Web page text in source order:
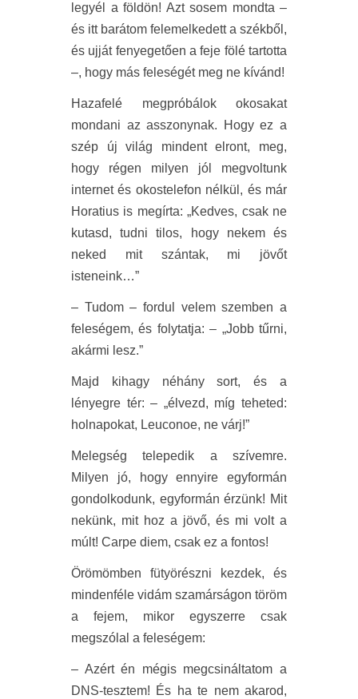
legyél a földön! Azt sosem mondta –
és itt barátom felemelkedett a székből,
és ujját fenyegetően a feje fölé tartotta
–, hogy más feleségét meg ne kívánd!
Hazafelé megpróbálok okosakat
mondani az asszonynak. Hogy ez a
szép új világ mindent elront, meg,
hogy régen milyen jól megvoltunk
internet és okostelefon nélkül, és már
Horatius is megírta: „Kedves, csak ne
kutasd, tudni tilos, hogy nekem és
neked mit szántak, mi jövőt
isteneink…”
– Tudom – fordul velem szemben a
feleségem, és folytatja: – „Jobb tűrni,
akármi lesz.”
Majd kihagy néhány sort, és a
lényegre tér: – „élvezd, míg teheted:
holnapokat, Leuconoe, ne várj!”
Melegség telepedik a szívemre.
Milyen jó, hogy ennyire egyformán
gondolkodunk, egyformán érzünk! Mit
nekünk, mit hoz a jövő, és mi volt a
múlt! Carpe diem, csak ez a fontos!
Örömömben fütyörészni kezdek, és
mindenféle vidám szamárságon töröm
a fejem, mikor egyszerre csak
megszólal a feleségem:
– Azért én mégis megcsináltatom a
DNS-tesztem! És ha te nem akarod,